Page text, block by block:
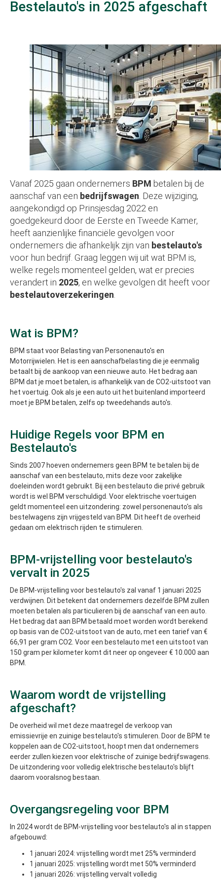
Bestelauto's in 2025 afgeschaft
Vanaf 2025 gaan ondernemers BPM betalen bij de
aanschaf van een bedrijfswagen . Deze wijziging,
aangekondigd op Prinsjesdag 2022 en
goedgekeurd door de Eerste en Tweede Kamer,
heeft aanzienlijke financiële gevolgen voor
ondernemers die afhankelijk zijn van bestelauto's
voor hun bedrijf. Graag leggen wij uit wat BPM is,
welke regels momenteel gelden, wat er precies
verandert in 2025, en welke gevolgen dit heeft voor
bestelautoverzekeringen
Wat is BPM?
BPM staat voor Belasting van Personenauto's en
Motorrijwielen. Het is een aanschafbelasting die je eenmalig
betaalt bij de aankoop van een nieuwe auto. Het bedrag aan
BPM dat je moet betalen, is afhankelijk van de CO2-uitstoot van
het voertuig. Ook als je een auto uit het buitenland importeerd
moet je BPM betalen, zelfs op tweedehands auto's.
Huidige Regels voor BPM en
Bestelauto's
Sinds 2007 hoeven ondernemers geen BPM te betalen bij de
aanschaf van een bestelauto, mits deze voor zakelijke
doeleinden wordt gebruikt. Bij een bestelauto die privé gebruik
wordt is wel BPM verschuldigd. Voor elektrische voertuigen
geldt momenteel een uitzondering: zowel personenauto's als
bestelwagens zijn vrijgesteld van BPM. Dit heeft de overheid
gedaan om elektrisch rijden te stimuleren.
BPM-vrijstelling voor bestelauto's
vervalt in 2025
De BPM-vrijstelling voor bestelauto's zal vanaf 1 januari 2025
verdwijnen. Dit betekent dat ondernemers dezelfde BPM zullen
moeten betalen als particulieren bij de aanschaf van een auto.
Het bedrag dat aan BPM betaald moet worden wordt berekend
op basis van de CO2-uitstoot van de auto, met een tarief van €
66,91 per gram CO2. Voor een bestelauto met een uitstoot van
150 gram per kilometer komt dit neer op ongeveer € 10.000 aan
BPM.
Waarom wordt de vrijstelling
afgeschaft?
De overheid wil met deze maatregel de verkoop van
emissievrije en zuinige bestelauto's stimuleren. Door de BPM te
koppelen aan de CO2-uitstoot, hoopt men dat ondernemers
eerder zullen kiezen voor elektrische of zuinige bedrijfswagens.
De uitzondering voor volledig elektrische bestelauto's blijft
daarom vooralsnog bestaan.
Overgangsregeling voor BPM
In 2024 wordt de BPM-vrijstelling voor bestelauto's al in stappen
afgebouwd:
1 januari 2024: vrijstelling wordt met 25% verminderd
1 januari 2025: vrijstelling wordt met 50% verminderd
1 januari 2026: vrijstelling vervalt volledig